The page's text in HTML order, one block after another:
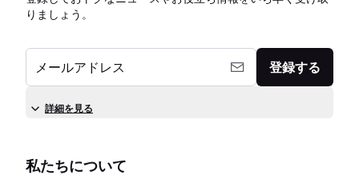
りましょう。
メールアドレス 登録する
詳細を見る
私たちについて